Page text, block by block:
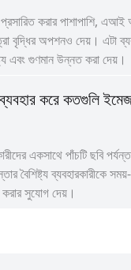
করার পাশাপাশি,
বৃদ্ধির অপশনও দেয়। এটা
এবং গুণমান উন্নত করা দেয়।
করে কতগুলি
একসাথে পাঁচটি ছবি
বৈশিষ্ট্য ব্যবহারকারীকে
সুযোগ দেয়।